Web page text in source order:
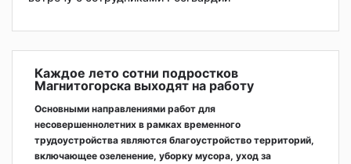
Каждое лето сотни подростков
Магнитогорска выходят на работу
Основными направлениями работ для
несовершеннолетних в рамках временного
трудоустройства являются благоустройство территорий,
включающее озеленение, уборку мусора, уход за